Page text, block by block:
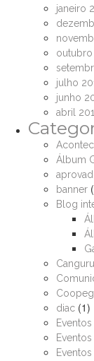
janeiro
outubro
julho
junho
abril
Álbum
banner
Blog
Coopeg
diac (1)
Eventos